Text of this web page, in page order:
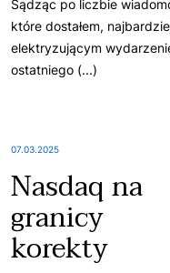
Sądząc po liczbie
które dostałem,
elektryzującym
ostatniego (...)
07.03.2025
Nasdaq na
granicy
korekty